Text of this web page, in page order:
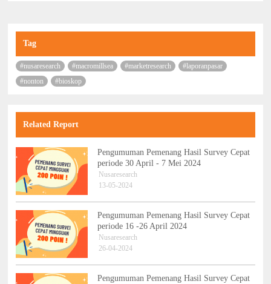
Tag
#nusaresearch #macromillsea #marketresearch
#laporanpasar
#nonton
#bioskop
Related Report
Pengumuman Pemenang Hasil Survey Cepat
periode 30 April - 7 Mei 2024
Nusaresearch
13-05-2024
Pengumuman Pemenang Hasil Survey Cepat
periode 16 -26 April 2024
Nusaresearch
26-04-2024
Pengumuman Pemenang Hasil Survey Cepat